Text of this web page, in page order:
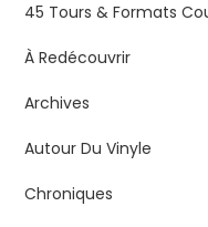
45 Tours & Formats
À Redécouvrir
Archives
Autour Du Vinyle
Chroniques